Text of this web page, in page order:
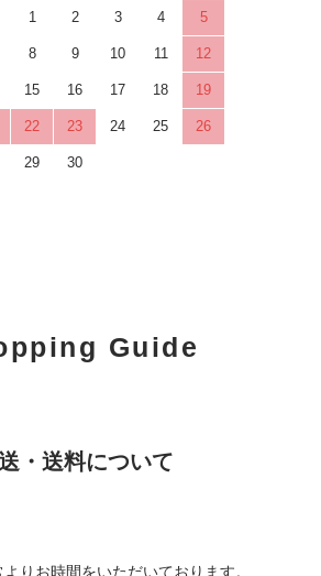
1 2 3 4 5
8 9 10 11 12
15 16 17 18 19
22 23 24 25 26
29 30
Guide
・送料について
りお時間をいただいております。